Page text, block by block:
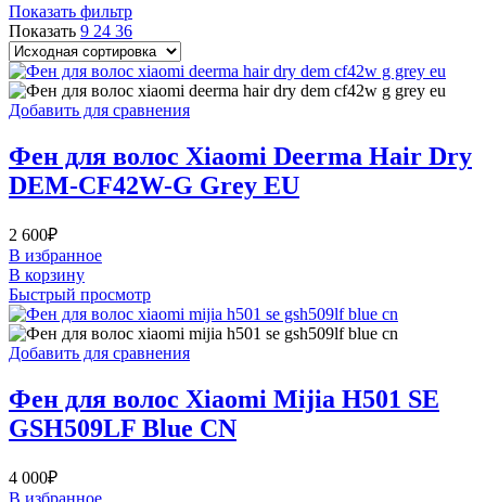
Показать фильтр
Показать 9 24 36
Добавить для сравнения
Фен для волос Xiaomi Deerma Hair Dry
DEM-CF42W-G Grey EU
2 600₽
В избранное
В корзину
Быстрый просмотр
Добавить для сравнения
Фен для волос Xiaomi Mijia H501 SE
GSH509LF Blue CN
4 000₽
В избранное